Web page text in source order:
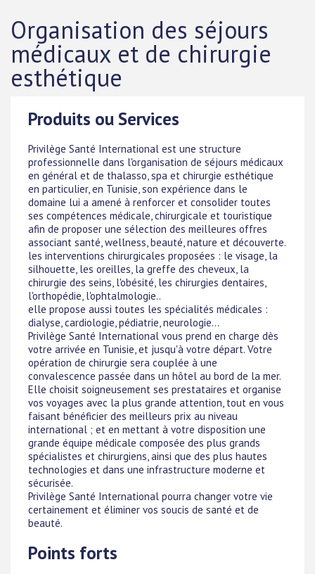
Organisation des séjours
médicaux et de chirurgie
esthétique
Produits ou Services
Privilège Santé International est une structure
professionnelle dans l'organisation de séjours médicaux
en général et de thalasso, spa et chirurgie esthétique
en particulier, en Tunisie, son expérience dans le
domaine lui a amené à renforcer et consolider toutes
ses compétences médicale, chirurgicale et touristique
afin de proposer une sélection des meilleures offres
associant santé, wellness, beauté, nature et découverte.
les interventions chirurgicales proposées : le visage, la
silhouette, les oreilles, la greffe des cheveux, la
chirurgie des seins, l'obésité, les chirurgies dentaires,
l'orthopédie, l'ophtalmologie..
elle propose aussi toutes les spécialités médicales :
dialyse, cardiologie, pédiatrie, neurologie...
Privilège Santé International vous prend en charge dès
votre arrivée en Tunisie, et jusqu'à votre départ. Votre
opération de chirurgie sera couplée à une
convalescence passée dans un hôtel au bord de la mer.
Elle choisit soigneusement ses prestataires et organise
vos voyages avec la plus grande attention, tout en vous
faisant bénéficier des meilleurs prix au niveau
international ; et en mettant à votre disposition une
grande équipe médicale composée des plus grands
spécialistes et chirurgiens, ainsi que des plus hautes
technologies et dans une infrastructure moderne et
sécurisée.
Privilège Santé International pourra changer votre vie
certainement et éliminer vos soucis de santé et de
beauté.
Points forts